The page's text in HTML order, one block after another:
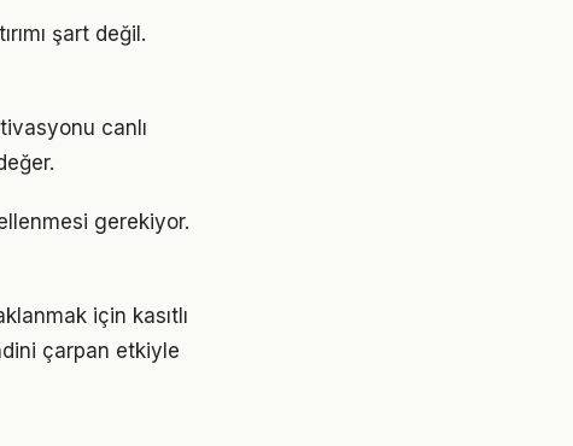
şart değil.
canlı
gerekiyor.
için kasıtlı
çarpan etkiyle